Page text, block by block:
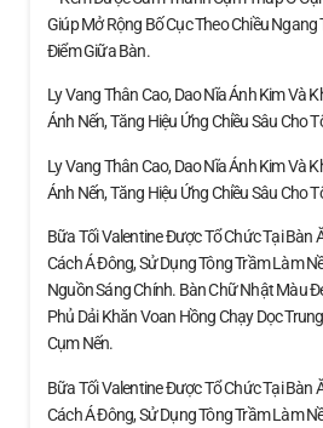
Giúp Mở Rộng Bố Cục Theo Chiều
Điểm Giữa Bàn.
Ly Vang Thân Cao, Dao Nĩa Ánh Kim Và
Ánh Nến, Tăng Hiệu Ứng Chiều Sâu Cho
Ly Vang Thân Cao, Dao Nĩa Ánh Kim Và
Ánh Nến, Tăng Hiệu Ứng Chiều Sâu Cho
Bữa Tối Valentine Được Tổ Chức Tại Bàn
Cách Á Đông, Sử Dụng Tông Trầm Làm
Nguồn Sáng Chính. Bàn Chữ Nhật Màu
Phủ Dải Khăn Voan Hồng Chạy Dọc
Cụm Nến.
Bữa Tối Valentine Được Tổ Chức Tại Bàn
Cách Á Đông, Sử Dụng Tông Trầm Làm